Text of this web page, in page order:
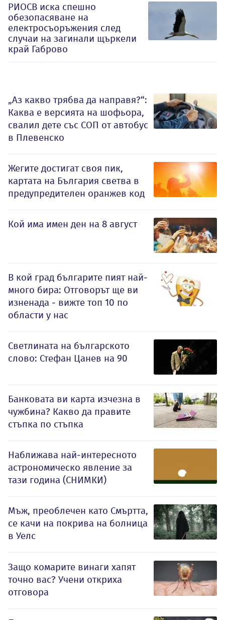
РИОСВ иска спешно
обезопасяване на
електросъоръжения след
случаи на загинали щъркели
край Габрово
„Аз какво трябва да направя?“:
Каква е версията на шофьора,
свалил дете със СОП от автобус
в Плевенско
Жегите достигат своя пик,
картата на България светва в
предупредителен оранжев код
Кой има имен ден на 8 август
В кой град българите пият най-
много бира: Отговорът ще ви
изненада - вижте топ 10 по
области у нас
Светлината на българското
слово: Стефан Цанев на 90
Банковата ви карта изчезна в
чужбина? Какво да правите
стъпка по стъпка
Наближава най-интересното
астрономическо явление за
тази година (СНИМКИ)
Мъж, преоблечен като Смъртта,
се качи на покрива на болница
в Уелс
Защо комарите винаги хапят
точно вас? Учени откриха
отговора